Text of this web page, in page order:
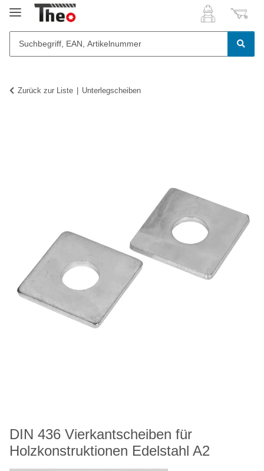
Zurück zur Liste Unterlegscheiben
DIN 436 Vierkantscheiben für
Holzkonstruktionen Edelstahl A2